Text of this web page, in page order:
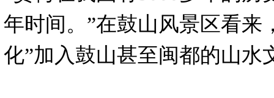
年时间。”在鼓山风景区看来
化”加入鼓山甚至闽都的山水